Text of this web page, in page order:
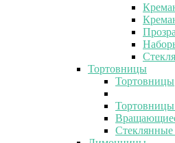
Тортовницы
Тортовницы